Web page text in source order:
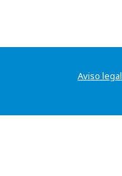
Aviso legal